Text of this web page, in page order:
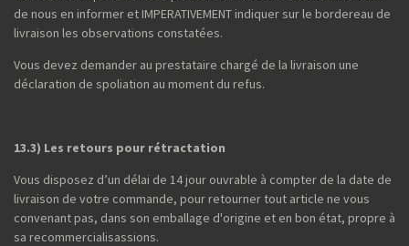
de nous en informer et IMPERATIVEMENT indiquer sur le bordereau de
livraison les observations constatées.
Vous devez demander au prestataire chargé de la livraison une
déclaration de spoliation au moment du refus.
13.3) Les retours pour rétractation
Vous disposez d’un délai de 14 jour ouvrable à compter de la date de
livraison de votre commande, pour retourner tout article ne vous
convenant pas, dans son emballage d'origine et en bon état, propre à
sa recommercialisassions.